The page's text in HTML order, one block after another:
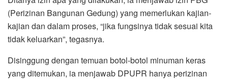
(Perizinan Bangunan Gedung) yang memerlukan kajian-
kajian dan dalam proses, “jika fungsinya tidak sesuai kita
tidak keluarkan”, tegasnya.
Disinggung dengan temuan botol-botol minuman keras
yang ditemukan, ia menjawab DPUPR hanya perizinan